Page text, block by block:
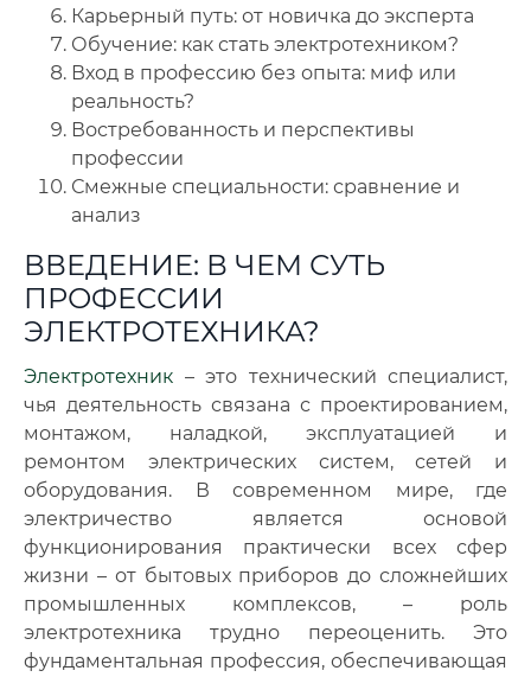
Карьерный путь: от новичка до эксперта
Обучение: как стать электротехником?
Вход в профессию без опыта: миф или
реальность?
Востребованность и перспективы
профессии
Смежные специальности: сравнение и
анализ
ВВЕДЕНИЕ: В ЧЕМ СУТЬ
ПРОФЕССИИ
ЭЛЕКТРОТЕХНИКА?
Электротехник – это технический специалист,
чья деятельность связана с проектированием,
монтажом, наладкой, эксплуатацией и
ремонтом электрических систем, сетей и
оборудования. В современном мире, где
электричество является основой
функционирования практически всех сфер
жизни – от бытовых приборов до сложнейших
промышленных комплексов, – роль
электротехника трудно переоценить. Это
фундаментальная профессия, обеспечивающая